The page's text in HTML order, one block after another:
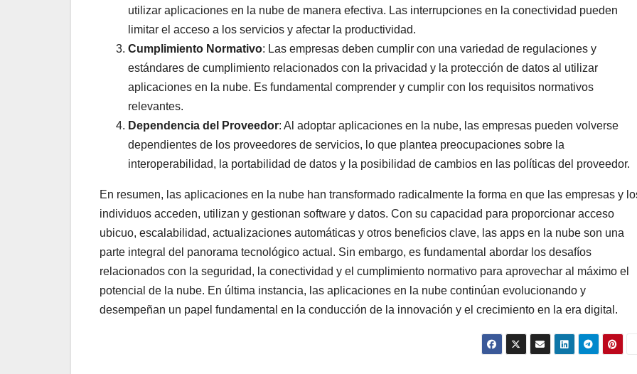
utilizar aplicaciones en la nube de manera efectiva. Las interrupciones en la conectividad pueden
limitar el acceso a los servicios y afectar la productividad.
Cumplimiento Normativo: Las empresas deben cumplir con una variedad de regulaciones y
estándares de cumplimiento relacionados con la privacidad y la protección de datos al utilizar
aplicaciones en la nube. Es fundamental comprender y cumplir con los requisitos normativos
relevantes.
Dependencia del Proveedor: Al adoptar aplicaciones en la nube, las empresas pueden volverse
dependientes de los proveedores de servicios, lo que plantea preocupaciones sobre la
interoperabilidad, la portabilidad de datos y la posibilidad de cambios en las políticas del proveedor.
En resumen, las aplicaciones en la nube han transformado radicalmente la forma en que las empresas y
individuos acceden, utilizan y gestionan software y datos. Con su capacidad para proporcionar acceso
ubicuo, escalabilidad, actualizaciones automáticas y otros beneficios clave, las apps en la nube son una
parte integral del panorama tecnológico actual. Sin embargo, es fundamental abordar los desafíos
relacionados con la seguridad, la conectividad y el cumplimiento normativo para aprovechar al máximo el
potencial de la nube. En última instancia, las aplicaciones en la nube continúan evolucionando y
desempeñan un papel fundamental en la conducción de la innovación y el crecimiento en la era digital.